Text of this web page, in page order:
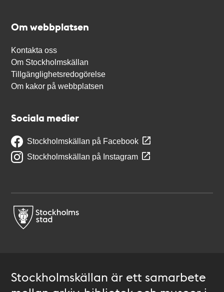
Om webbplatsen
Kontakta oss
Om Stockholmskällan
Tillgänglighetsredogörelse
Om kakor på webbplatsen
Sociala medier
Stockholmskällan på Facebook
Stockholmskällan på Instagram
Stockholmskällan är ett samarbete